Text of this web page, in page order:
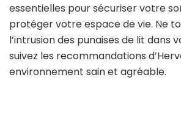
essentielles pour sécuriser votre
protéger votre espace de vie. Ne
l’intrusion des punaises de lit dans
suivez les recommandations
environnement sain et agréable.